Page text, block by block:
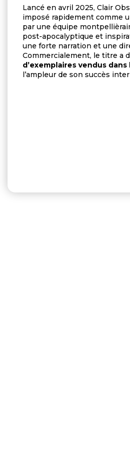
Lancé en avril 2025, Clair
imposé rapidement comme
par une équipe
post-apocalyptique et
une forte narration et une
Commercialement, le titre a
d’exemplaires vendus dans
l’ampleur de son succès